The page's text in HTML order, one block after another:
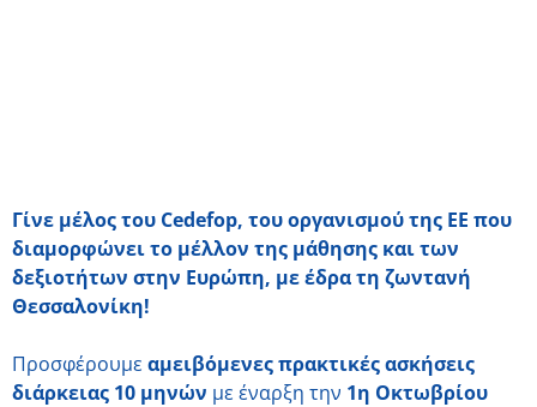
Γίνε μέλος του Cedefop, του οργανισμού της ΕΕ που
διαμορφώνει το μέλλον της μάθησης και των
δεξιοτήτων στην Ευρώπη, με έδρα τη ζωντανή
Θεσσαλονίκη!
Προσφέρουμε αμειβόμενες πρακτικές ασκήσεις
διάρκειας 10 μηνών με έναρξη την 1η Οκτωβρίου